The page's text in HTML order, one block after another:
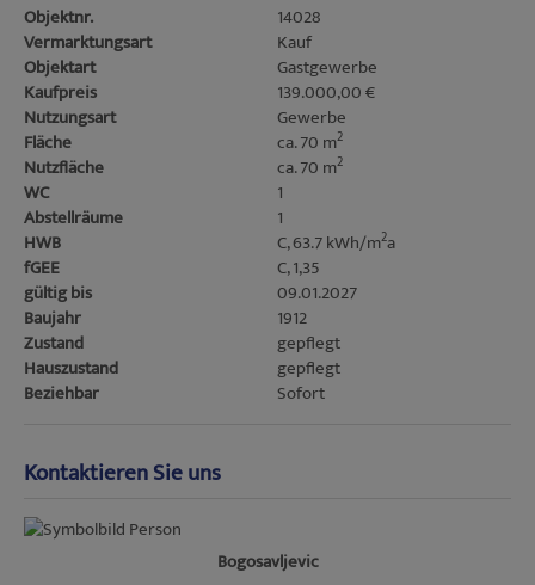
Objektnr.
14028
Vermarktungsart
Kauf
Objektart
Gastgewerbe
Kaufpreis
139.000,00 €
Nutzungsart
Gewerbe
Fläche
ca. 70 m2
Nutzfläche ca. 70 m2
WC
1
Abstellräume
1
HWB
C, 63.7 kWh/m2a
fGEE
C, 1,35
gültig bis
09.01.2027
Baujahr
1912
Zustand
gepflegt
Hauszustand
gepflegt
Beziehbar
Sofort
Kontaktieren Sie uns
Bogosavljevic